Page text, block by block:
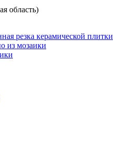
область)
резка керамической плитки
из мозаики